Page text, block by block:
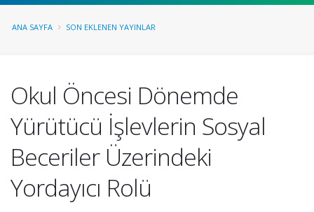
ANA SAYFA SON EKLENEN YAYINLAR
Okul Öncesi Dönemde
Yürütücü İşlevlerin Sosyal
Beceriler Üzerindeki
Yordayıcı Rolü